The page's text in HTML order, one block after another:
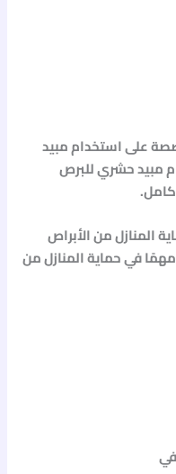
على استخداممبيد
مبيد حشري للبرص
المنازل من الأبراص
في حماية المنازل من